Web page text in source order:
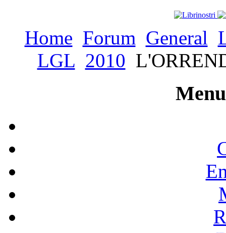
Home Forum General
LGL 2010